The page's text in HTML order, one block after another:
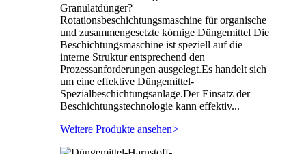
Granulatdünger?
Rotationsbeschichtungsmaschine für organische
und zusammengesetzte körnige Düngemittel Die
Beschichtungsmaschine ist speziell auf die
interne Struktur entsprechend den
Prozessanforderungen ausgelegt.Es handelt sich
um eine effektive Düngemittel-
Spezialbeschichtungsanlage.Der Einsatz der
Beschichtungstechnologie kann effektiv...
Weitere Produkte ansehen>